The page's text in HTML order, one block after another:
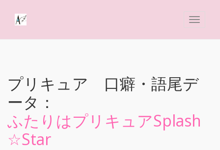
プリキュア 口癖・語尾デ
ータ：
ふたりはプリキュアSplash
☆Star